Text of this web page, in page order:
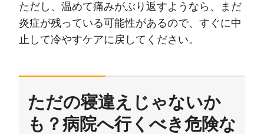
ただし、温めて痛みがぶり返すようなら、まだ
炎症が残っている可能性があるので、すぐに中
止して冷やすケアに戻してください。
ただの寝違えじゃないか
も？病院へ行くべき危険な